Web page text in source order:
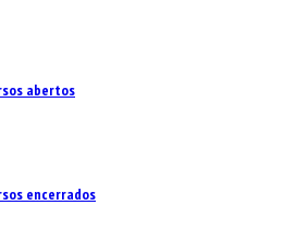
abertos
encerrados